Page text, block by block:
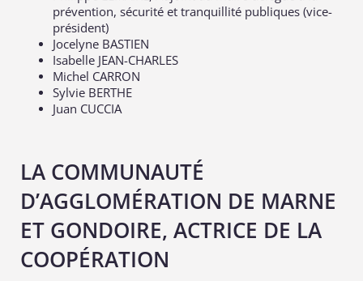
prévention, sécurité et tranquillité publiques (vice-
président)
Jocelyne BASTIEN
Isabelle JEAN-CHARLES
Michel CARRON
Sylvie BERTHE
Juan CUCCIA
LA COMMUNAUTÉ
D’AGGLOMÉRATION DE MARNE
ET GONDOIRE, ACTRICE DE LA
COOPÉRATION